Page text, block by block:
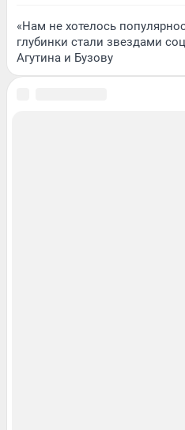
«Нам не хотелось
глубинки стали звездами
Агутина и Бузову